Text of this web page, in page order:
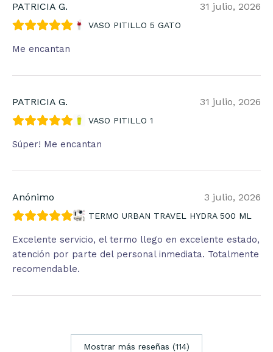
PATRICIA G. 31 julio, 2026
VASO PITILLO 5 GATO
Me encantan
PATRICIA G. 31 julio, 2026
VASO PITILLO 1
Súper! Me encantan
Anónimo 3 julio, 2026
TERMO URBAN TRAVEL HYDRA 500 ML
Excelente servicio, el termo llego en excelente estado,
atención por parte del personal inmediata. Totalmente
recomendable.
Mostrar más reseñas (114)